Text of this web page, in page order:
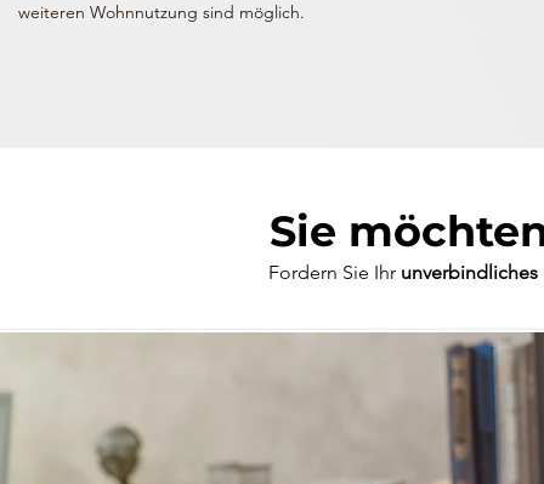
weiteren Wohnnutzung sind möglich.
Sie
Fordern Sie Ihr